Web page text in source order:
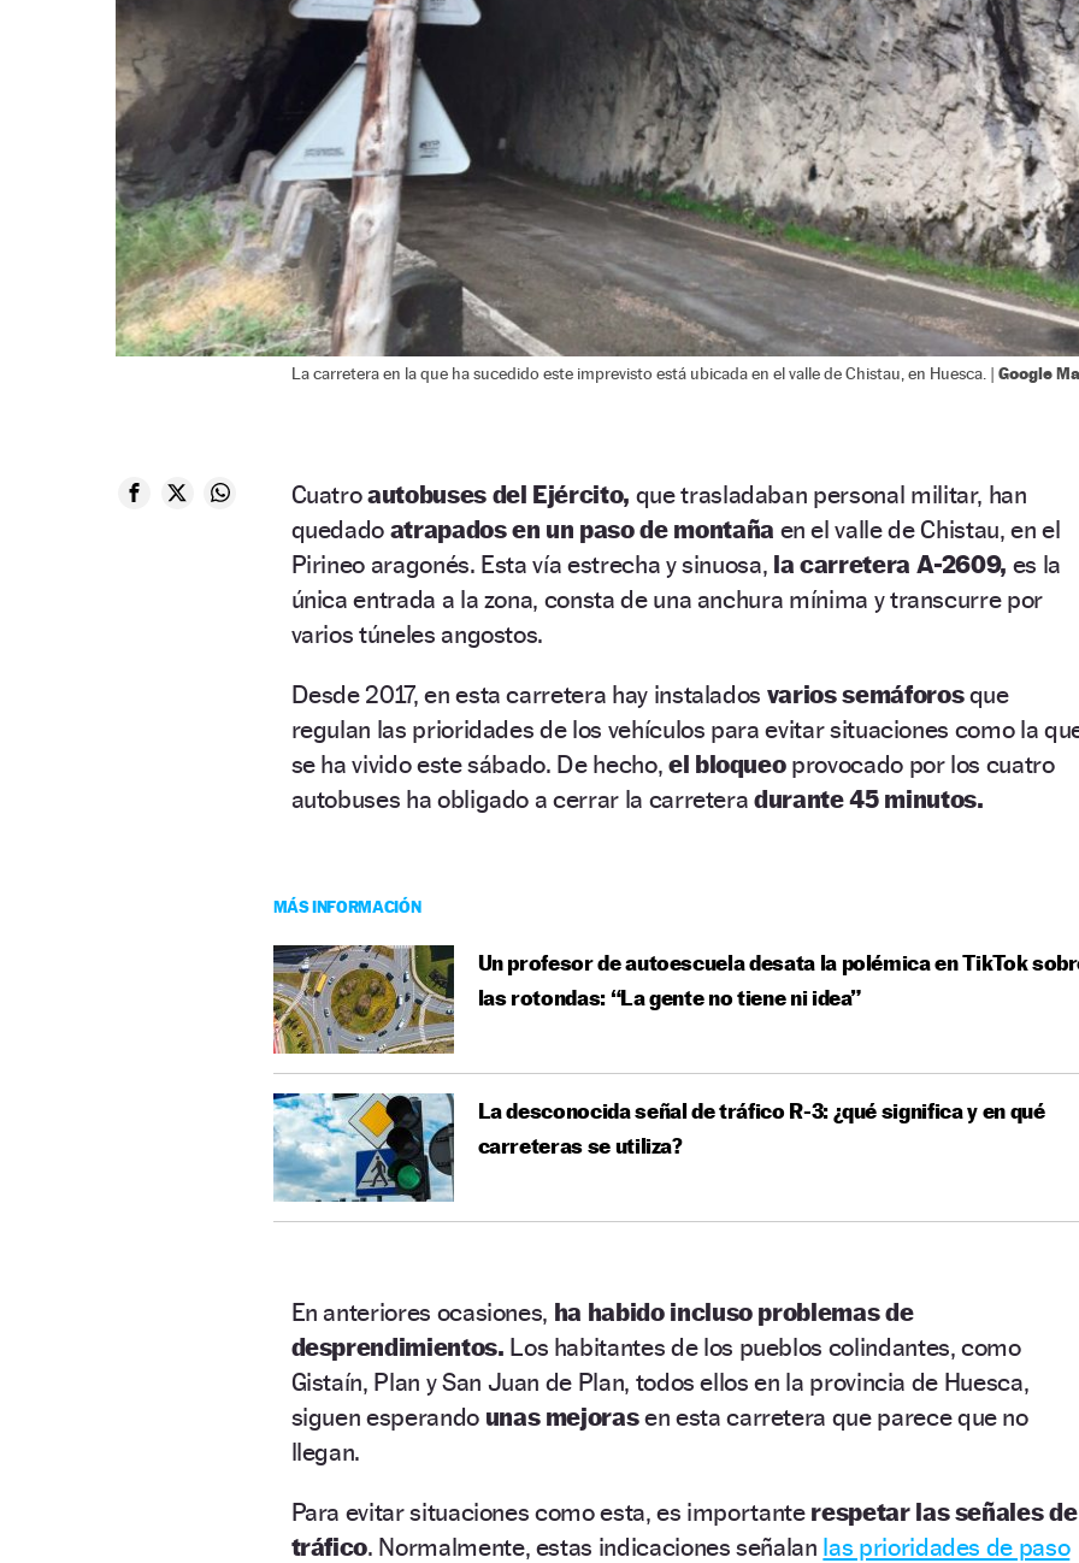
La carretera en la que ha sucedido este imprevisto está ubicada en el valle de Chistau, en Huesca. | Google
Cuatroautobuses del Ejército, que trasladaban personal militar, han
quedado atrapados en un paso de montaña en el valle de Chistau, en el
Pirineo aragonés. Esta vía estrecha y sinuosa, la carretera A-2609, es la
única entrada a la zona, consta de una anchura mínima y transcurre por
varios túneles angostos.
Desde 2017, en esta carretera hay instalados varios semáforosque
regulan las prioridades de los vehículos para evitar situaciones como la
se ha vivido este sábado. De hecho, el bloqueoprovocado por los cuatro
autobuses ha obligado a cerrar la carreteradurante 45 minutos.
MÁS INFORMACIÓN
Un profesor de autoescuela desata la polémica en TikTok
las rotondas: “La gente no tiene ni idea”
La desconocida señal de tráfico R-3: ¿qué significa y en qué
carreteras se utiliza?
En anteriores ocasiones, ha habido incluso problemas de
desprendimientos. Los habitantes de los pueblos colindantes, como
Gistaín, Plan y San Juan de Plan, todos ellos en la provincia de Huesca,
siguen esperandounas mejorasen esta carretera que parece que no
llegan.
Para evitar situaciones como esta, es importanterespetar las señales de
tráfico. Normalmente, estas indicaciones señalan las prioridades de paso